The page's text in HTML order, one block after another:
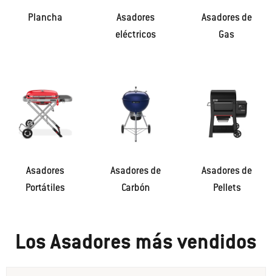
Plancha
Asadores
eléctricos
Asadores de
Gas
Asadores
Portátiles
Asadores de
Carbón
Asadores de
Pellets
Los Asadores más vendidos